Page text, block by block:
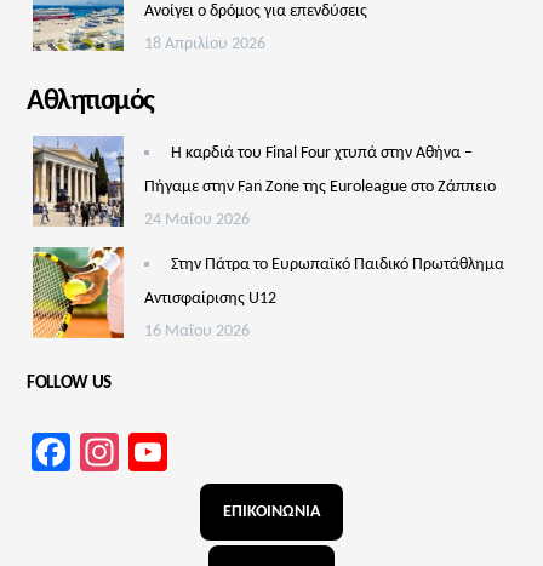
Aνοίγει ο δρόμος για επενδύσεις
18 Απριλίου 2026
Αθλητισμός
Η καρδιά του Final Four χτυπά στην Αθήνα –
Πήγαμε στην Fan Zone της Euroleague στο Ζάππειο
24 Μαΐου 2026
Στην Πάτρα το Ευρωπαϊκό Παιδικό Πρωτάθλημα
Αντισφαίρισης U12
16 Μαΐου 2026
FOLLOW US
Facebook
Instagram
Channel
ΕΠΙΚΟΙΝΩΝΙΑ